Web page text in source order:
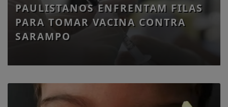
PAULISTANOS ENFRENTAM FILAS
PARA TOMAR VACINA CONTRA
SARAMPO